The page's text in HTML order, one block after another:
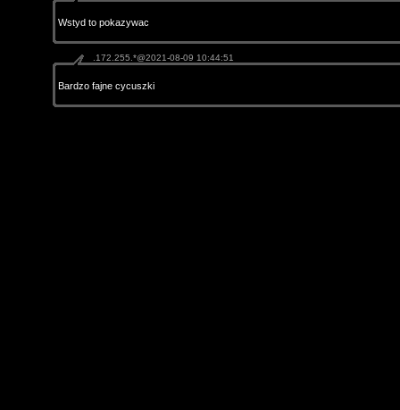
Wstyd to pokazywac
.172.255.*@2021-08-09 10:44:51
Bardzo fajne cycuszki